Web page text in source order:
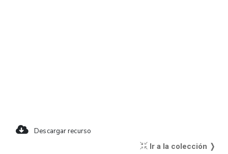
Descargar recurso
Ir a la colección ❭